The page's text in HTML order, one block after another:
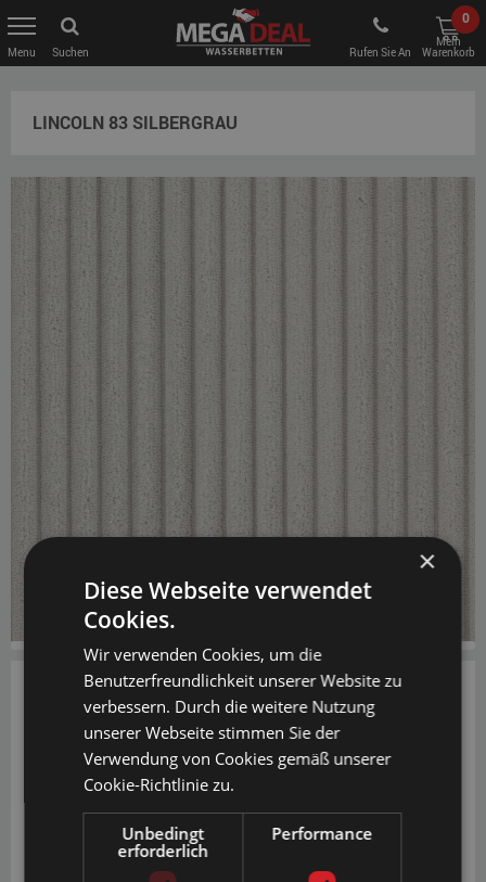
Suchen Rufen Sie An
0
Mein
Warenkorb
LINCOLN 83 SILBERGRAU
0,50 €
PREISE INKL. MWST. UND GRATIS
VERSAND AB € 20,-
IN DEN WARENKORB
×
Diese Webseite verwendet
Cookies.
Wir verwenden Cookies, um die
Benutzerfreundlichkeit unserer Website zu
verbessern. Durch die weitere Nutzung
unserer Webseite stimmen Sie der
Verwendung von Cookies gemäß unserer
Cookie-Richtlinie zu.
Unbedingt
erforderlich
Performance